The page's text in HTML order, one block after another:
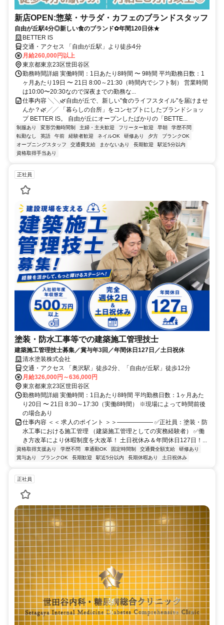
新店OPEN:惣菜・サラダ・カフェのブランドスタッフ
自由が丘駅4分◎新しい食のブランド✿年間120日休★
BETTER IS
交通・アクセス 「自由が丘駅」より徒歩4分
月給260,000円以上
東京都東京23区世田谷区
勤務時間詳細 実働時間：1日あたり8時間 〜 9時間 平均勤務日数：1
ヶ月あたり19日 〜 21日 8:00～21:30（時間内でシフト制） 営業時間
は10:00〜20:30なので深夜までの勤務な...
仕事内容 ╲╲🌿自由が丘で、新しい"食のライフスタイル"を届けませ
んか？🌿╱╱ 「暮らしの台所」をコンセプトにしたブランドショッ
プ BETTER IS。 自由が丘にオープンしたばかりの「BETTE...
制服あり 変形労働時間制 主婦・主夫歓迎 フリーター歓迎 早朝
学歴不問
転勤なし
英語 午前 経験者歓迎 ネイルOK 研修あり 夕方
ブランクOK
オープニングスタッフ
交通費支給 まかないあり 長期歓迎
駅近5分以内
資格取得手当あり
正社員
塗装・防水工事等での建築施工管理技士
建築施工管理技士募集／賞与年3回／年間休日127日／土日祝休
清水塗装株式会社
交通・アクセス 「奥沢駅」徒歩2分、「自由が丘駅」徒歩12分
月給326,000円～636,000円
東京都東京23区世田谷区
勤務時間詳細 実働時間：1日あたり8時間 平均勤務日数：1ヶ月あた
り20日 〜 21日 8:30～17:30（実働8時間） ※現場によって時間前後
の場合あり
仕事内容 ＜＜ 求人のポイント ＞＞―――――― ✅正社員：塗装・防
水工事における施工管理 （建築施工管理としての実務経験者） ✅働
き方改革により休暇制度を大改革！ 土日祝休み＆年間休日127日！...
資格取得支援あり 学歴不問 車通勤OK 固定時間制 交通費全額支給
研修あり
賞与あり
ブランクOK 長期歓迎 駅近5分以内 長期休暇あり 土日祝休み
正社員